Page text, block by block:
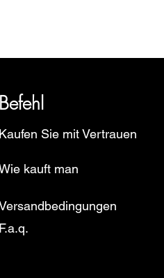
Befehl
Kaufen Sie mit Vertrauen
kauft man
F.a.q.